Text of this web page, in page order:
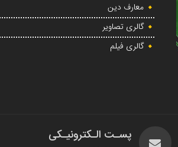
معارف دین
گالری تصاویر
گالری فیلم
پسـت الـکترونیـکی